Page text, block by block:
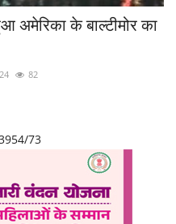
अमेरिका के बाल्‍टीमोर का
82
73